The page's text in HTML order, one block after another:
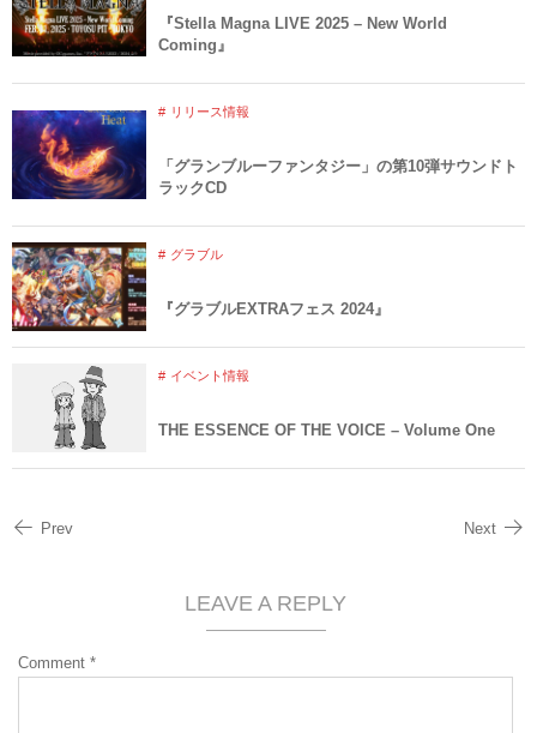
『Stella Magna LIVE 2025 – New World
Coming』
リリース情報
「グランブルーファンタジー」の第10弾サウンドト
ラックCD
グラブル
『グラブルEXTRAフェス 2024』
イベント情報
THE ESSENCE OF THE VOICE – Volume One
Prev Next
LEAVE A REPLY
Comment *